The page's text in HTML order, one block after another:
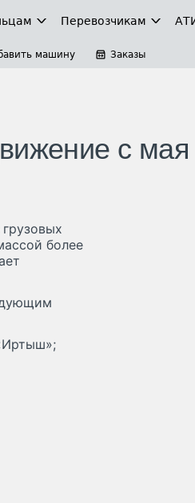
Перевозчикам
машину Заказы
с мая
более